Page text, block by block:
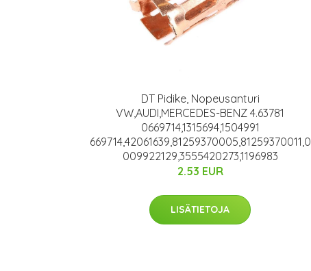
DT Pidike, Nopeusanturi
VW,AUDI,MERCEDES-BENZ 4.63781
0669714,1315694,1504991
669714,42061639,81259370005,81259370011,0
009922129,3555420273,1196983
2.53 EUR
LISÄTIETOJA